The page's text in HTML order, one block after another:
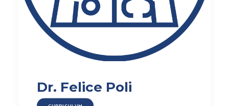
Dr. Felice Poli